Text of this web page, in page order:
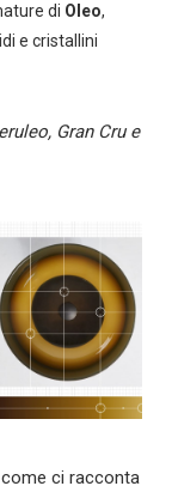
di Oleo,
e cristallini
Gran Cru e
ci racconta